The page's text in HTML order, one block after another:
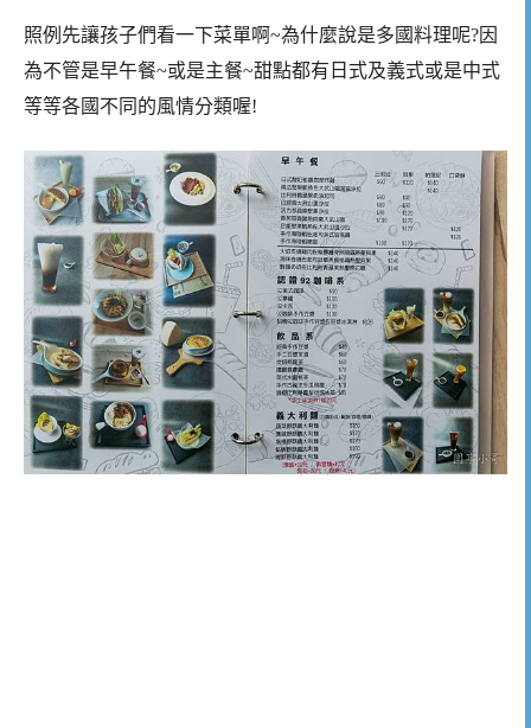
照例先讓孩子們看一下菜單啊~為什麼說是多國料理呢?因
為不管是早午餐~或是主餐~甜點都有日式及義式或是中式
等等各國不同的風情分類喔!